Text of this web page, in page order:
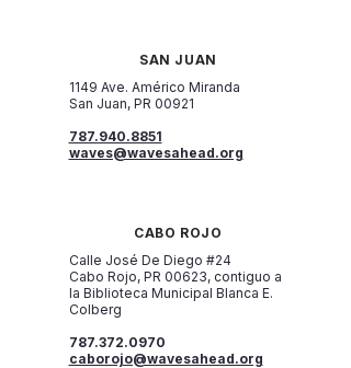
SAN JUAN
1149 Ave. Américo Miranda
San Juan, PR 00921
787.940.8851
waves@wavesahead.org
CABO ROJO
Calle José De Diego #24
Cabo Rojo, PR 00623, contiguo a
la Biblioteca Municipal Blanca E.
Colberg
787.372.0970
caborojo@wavesahead.org